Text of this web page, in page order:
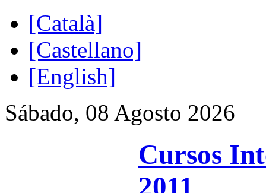
[Català]
[Castellano]
[English]
Sábado, 08 Agosto 2026
Cursos
2011